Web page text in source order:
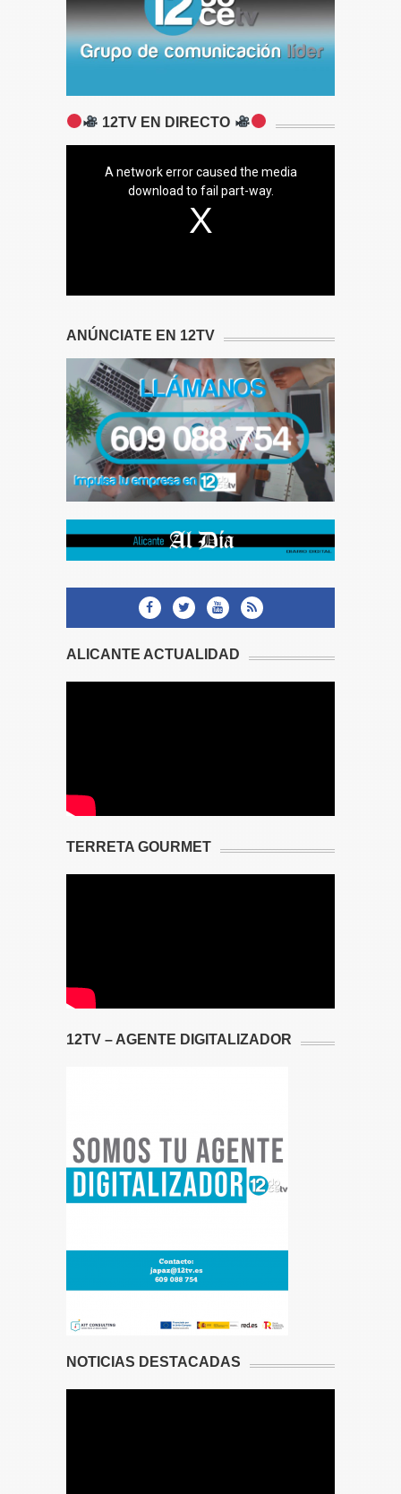
12TV EN DIRECTO
A network error caused the media
download to fail part-way.
ANÚNCIATE EN 12TV
ALICANTE ACTUALIDAD
TERRETA GOURMET
12TV – AGENTE DIGITALIZADOR
NOTICIAS DESTACADAS